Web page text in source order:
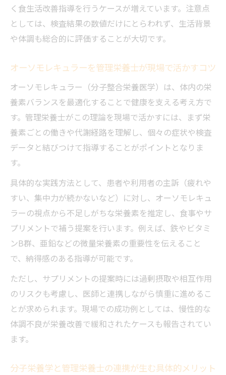
工夫
現役・既卒で管理栄養士を目指すためのポ
イント
知識
管理栄養士が分子栄養学を身につける意義と実
践例
管理栄養士が分子栄養学を学ぶ意義を徹底
解説
分子栄養学を生かした管理栄養士の実践現
管理栄養士が分子栄養学を現場でどう活か
すか
実例で学ぶ管理栄養士と分子栄養学の相乗
効果
分子栄養学を導入した管理栄養士の働き方
改革
キャリアアップを見据えた管理栄養士の進路選
択術
管理栄養士が分子栄養学で実現するキャリ
アアップ
の活用法
く食生活改善指導を行うケースが増えています。注意点
としては、検査結果の数値だけにとらわれず、生活背景
や体調も総合的に評価することが大切です。
オーソモレキュラーを管理栄養士が現場で活かすコツ
オーソモレキュラー（分子整合栄養医学）は、体内の栄
養素バランスを最適化することで健康を支える考え方で
す。管理栄養士がこの理論を現場で活かすには、まず栄
養素ごとの働きや代謝経路を理解し、個々の症状や検査
データと結びつけて指導することがポイントとなりま
す。
具体的な実践方法として、患者や利用者の主訴（疲れや
すい、集中力が続かないなど）に対し、オーソモレキュ
ラーの視点から不足しがちな栄養素を推定し、食事やサ
プリメントで補う提案を行います。例えば、鉄やビタミ
ンB群、亜鉛などの微量栄養素の重要性を伝えること
で、納得感のある指導が可能です。
ただし、サプリメントの提案時には過剰摂取や相互作用
のリスクも考慮し、医師と連携しながら慎重に進めるこ
とが求められます。現場での成功例としては、慢性的な
体調不良が栄養改善で緩和されたケースも報告されてい
ます。
分子栄養学と管理栄養士の連携が生む具体的メリット